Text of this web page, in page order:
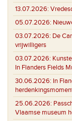
13.07.2026:
05.07.2026:
03.07.2026: De
vrijwilligers
03.07.2026:
In Flanders Fields
30.06.2026: In
25.06.2026:
Vlaamse museum